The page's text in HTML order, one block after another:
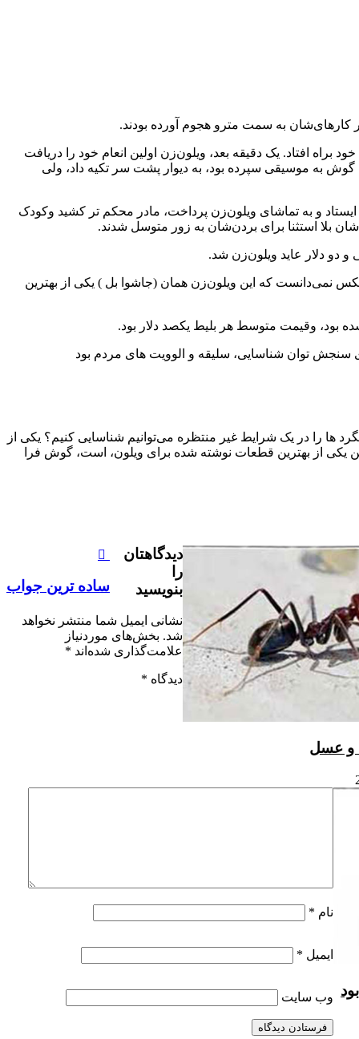
افتاد. یک دقیقه بعد، ویلون‌زن اولین انعام خود را دریافت
گوش به موسیقی سپرده بود، به دیوار پشت‌ سر تکیه داد، ولی
و به تماشای ویلون‌زن پرداخت، مادر محکم تر کشید وکودک
بلا استثنا برای بردن‌شان به زور متوسل شدند.
نمی‌دانست که این ویلون‌زن همان (جاشوا بل ) یکی از بهترین
بود، وقیمت متوسط هر بلیط یکصد دلار بود.
سنجش توان شناسایی، سلیقه و الوویت ‌های مردم بود
ها را در یک شرایط غیر منتظره می‌توانیم شناسایی کنیم؟ یکی از
یکی از بهترین قطعات نوشته شده برای ویلون، است، گوش فرا
ساده ترین جواب
و عسل
دیدگاهتان
را
بنویسید
نشانی ایمیل شما منتشر نخواهد
شد. بخش‌های موردنیاز
علامت‌گذاری شده‌اند *
دیدگاه *
نام *
ایمیل *
وب‌ سایت